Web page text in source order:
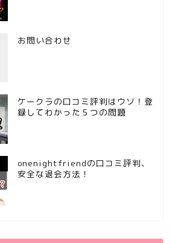
お問い合わせ
ケークラの口コミ評判はウソ！登
録してわかった５つの問題
onenightfriendの口コミ評判、
安全な退会方法！